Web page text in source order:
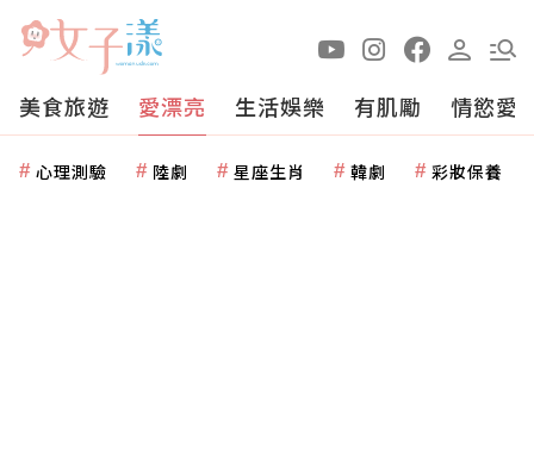
美食旅遊 愛漂亮 生活娛樂 有肌勵 情慾愛
心理測驗 陸劇 星座生肖 韓劇 彩妝保養